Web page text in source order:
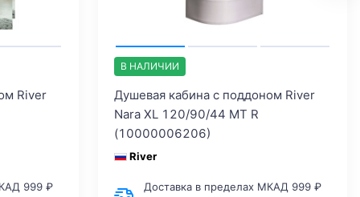
River
999 ₽
В НАЛИЧИИ
Душевая кабина с поддоном River
Nara XL 120/90/44 MT R
(10000006206)
River
Доставка в пределах МКАД 999 ₽